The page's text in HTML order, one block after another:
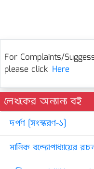
For Complaints/
please click Here
লেখকের অন্যান্য বই
দর্পণ [সংস্করণ-১]
মানিক বন্দ্যোপাধ্যায়ের